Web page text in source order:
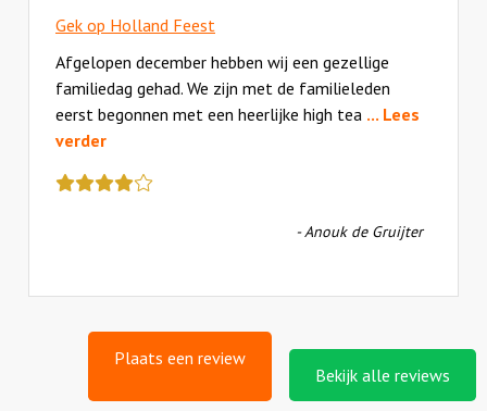
Gek op Holland Feest
Afgelopen december hebben wij een gezellige
familiedag gehad. We zijn met de familieleden
eerst begonnen met een heerlijke high tea ... Lees
verder
review
een
- Anouk de Gruijter
Plaats een review
Bekijk alle reviews